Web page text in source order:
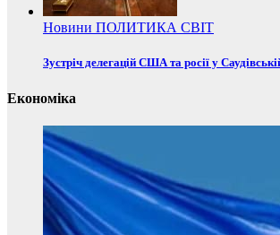
Новини ПОЛИТИКА СВІТ
Зустріч делегацій США та росії у
Економіка